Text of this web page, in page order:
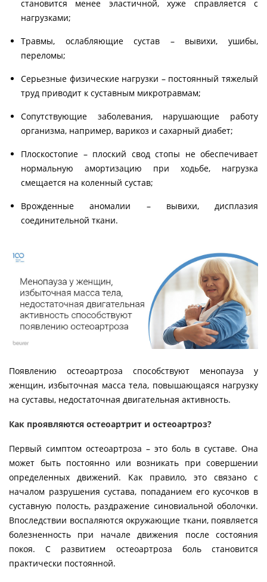
становится менее эластичной, хуже справляется с
нагрузками;
Травмы, ослабляющие сустав – вывихи, ушибы,
переломы;
Серьезные физические нагрузки – постоянный тяжелый
труд приводит к суставным микротравмам;
Сопутствующие заболевания, нарушающие работу
организма, например, варикоз и сахарный диабет;
Плоскостопие – плоский свод стопы не обеспечивает
нормальную амортизацию при ходьбе, нагрузка
смещается на коленный сустав;
Врожденные аномалии – вывихи, дисплазия
соединительной ткани.
Появлению остеоартроза способствуют менопауза у
женщин, избыточная масса тела, повышающаяся нагрузку
на суставы, недостаточная двигательная активность.
Как проявляются остеоартрит и остеоартроз?
Первый симптом остеоартроза – это боль в суставе. Она
может быть постоянно или возникать при совершении
определенных движений. Как правило, это связано с
началом разрушения сустава, попаданием его кусочков в
суставную полость, раздражение синовиальной оболочки.
Впоследствии воспаляются окружающие ткани, появляется
болезненность при начале движения после состояния
покоя. С развитием остеоартроза боль становится
практически постоянной.